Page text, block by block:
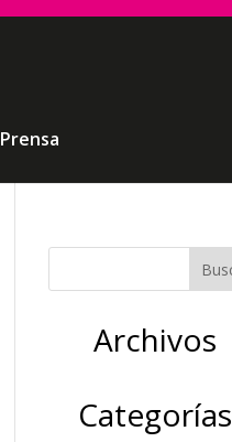
Prensa
Archivos
Categorías